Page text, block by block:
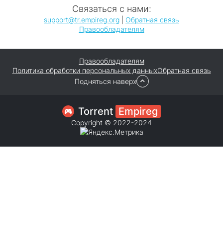
Связаться с нами:
support@tr.empireg.org
Обратная связь
Правообладателям
Правообладателям
Политика обработки персональных данныхОбратная связь
Подняться наверх
Torrent Empireg
Copyright © 2022-2024